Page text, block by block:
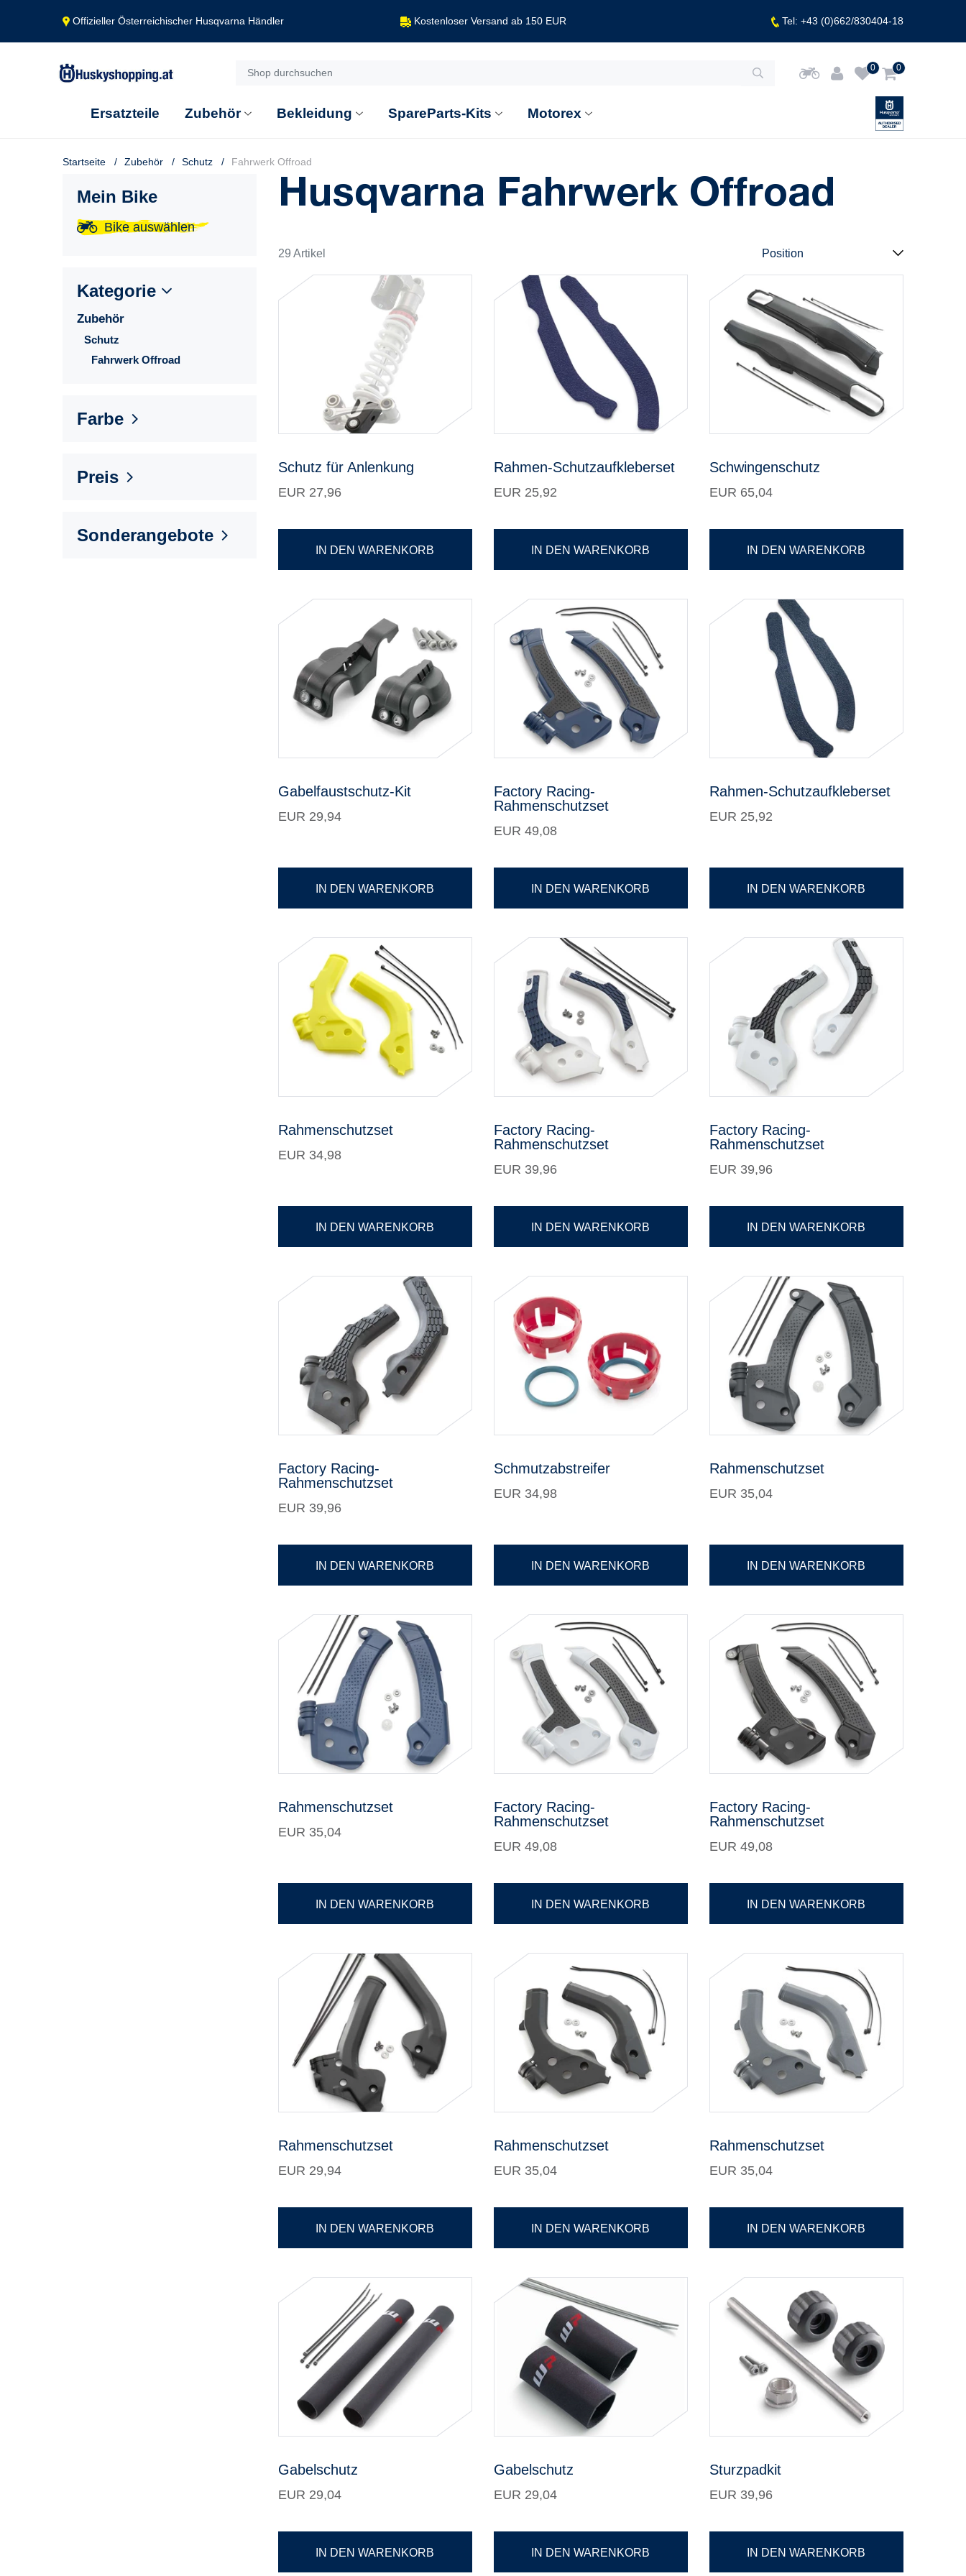
Offizieller Österreichischer Husqvarna Händler Kostenloser Versand ab 150 EUR Tel: +43 (0)662/830404-18
0 0
Ersatzteile Zubehör Bekleidung SpareParts-Kits Motorex
Startseite Zubehör Schutz Fahrwerk Offroad
Mein Bike
Bike auswählen
Kategorie
Zubehör
Schutz
Fahrwerk Offroad
Farbe
Preis
Sonderangebote
Husqvarna Fahrwerk Offroad
29 Artikel
Schutz für Anlenkung
EUR 27,96
IN DEN WARENKORB
Rahmen-Schutzaufkleberset
EUR 25,92
IN DEN WARENKORB
Schwingenschutz
EUR 65,04
IN DEN WARENKORB
Gabelfaustschutz-Kit
EUR 29,94
IN DEN WARENKORB
Factory Racing-
Rahmenschutzset
EUR 49,08
IN DEN WARENKORB
Rahmen-Schutzaufkleberset
EUR 25,92
IN DEN WARENKORB
Rahmenschutzset
EUR 34,98
IN DEN WARENKORB
Factory Racing-
Rahmenschutzset
EUR 39,96
IN DEN WARENKORB
Factory Racing-
Rahmenschutzset
EUR 39,96
IN DEN WARENKORB
Factory Racing-
Rahmenschutzset
EUR 39,96
IN DEN WARENKORB
Schmutzabstreifer
EUR 34,98
IN DEN WARENKORB
Rahmenschutzset
EUR 35,04
IN DEN WARENKORB
Rahmenschutzset
EUR 35,04
IN DEN WARENKORB
Factory Racing-
Rahmenschutzset
EUR 49,08
IN DEN WARENKORB
Factory Racing-
Rahmenschutzset
EUR 49,08
IN DEN WARENKORB
Rahmenschutzset
EUR 29,94
IN DEN WARENKORB
Rahmenschutzset
EUR 35,04
IN DEN WARENKORB
Rahmenschutzset
EUR 35,04
IN DEN WARENKORB
Gabelschutz
EUR 29,04
IN DEN WARENKORB
Gabelschutz
EUR 29,04
IN DEN WARENKORB
Sturzpadkit
EUR 39,96
IN DEN WARENKORB